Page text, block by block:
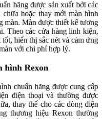
hãng được sản xuất bởi các
hoặc thay mới màn hình
màn. Màn được thiết kế tương
Theo các cửa hàng linh kiện,
hiển thị sắc nét và cảm ứng
với chi phí hợp lý.
hình Rexon
chuẩn hãng được cung cấp
điện thoại và thường được
thay thế cho các dòng điện
thương hiệu Rexon thường